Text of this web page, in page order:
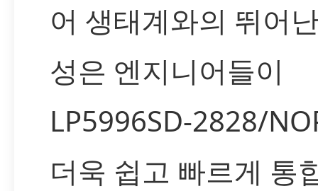
어 생태계와의 뛰어
성은 엔지니어들이
LP5996SD-2828/
더욱 쉽고 빠르게 통